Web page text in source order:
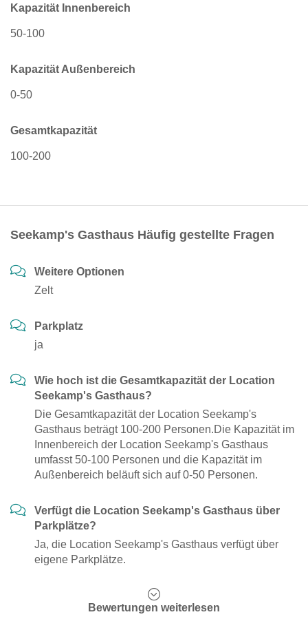
Kapazität Innenbereich
50-100
Kapazität Außenbereich
0-50
Gesamtkapazität
100-200
Seekamp's Gasthaus Häufig gestellte Fragen
Weitere Optionen
Zelt
Parkplatz
ja
Wie hoch ist die Gesamtkapazität der Location
Seekamp's Gasthaus?
Die Gesamtkapazität der Location Seekamp's
Gasthaus beträgt 100-200 Personen.Die Kapazität im
Innenbereich der Location Seekamp's Gasthaus
umfasst 50-100 Personen und die Kapazität im
Außenbereich beläuft sich auf 0-50 Personen.
Verfügt die Location Seekamp's Gasthaus über
Parkplätze?
Ja, die Location Seekamp's Gasthaus verfügt über
eigene Parkplätze.
Bewertungen weiterlesen